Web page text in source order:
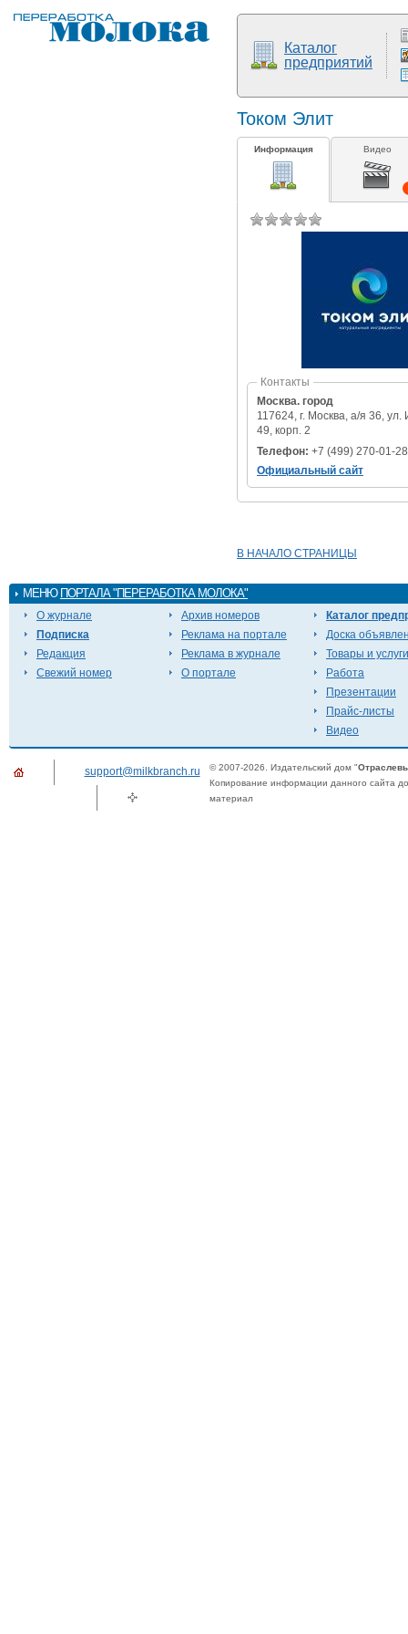
Каталог
предприятий
Током Элит
Информация Видео
Контакты
Москва. город
117624, г. Москва, а/я 36,
49, корп. 2
Телефон: +7 (499) 270-01-28
Официальный сайт
В НАЧАЛО СТРАНИЦЫ
МЕНЮ ПОРТАЛА "ПЕРЕРАБОТКА МОЛОКА"
О журнале
Подписка
Редакция
Свежий номер
Архив номеров
Реклама на портале
Реклама в журнале
О портале
Каталог
Доска
Товары и услуги
Работа
Презентации
Прайс-листы
Видео
support@milkbranch.ru © 2007-2026. Издательский дом "
Копирование информации данного сайта
материал